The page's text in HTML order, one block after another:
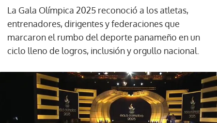
La Gala Olímpica 2025 reconoció a los atletas,
entrenadores, dirigentes y federaciones que
marcaron el rumbo del deporte panameño en un
ciclo lleno de logros, inclusión y orgullo nacional.